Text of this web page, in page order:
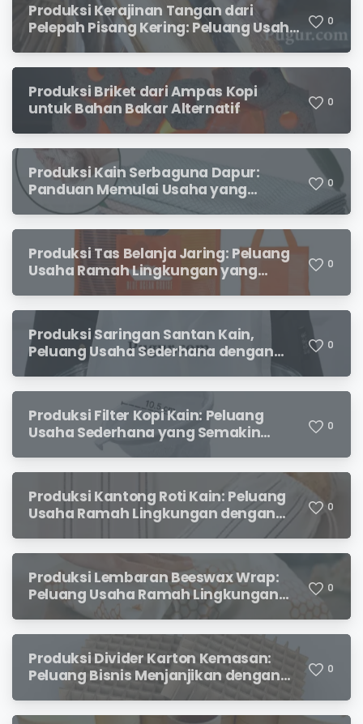
Produksi Kerajinan Tangan dari
Pelepah Pisang Kering: Peluang Usaha
Kreatif Bernilai Jual
0
Produksi Briket dari Ampas Kopi
untuk Bahan Bakar Alternatif
0
Produksi Kain Serbaguna Dapur:
Panduan Memulai Usaha yang
Menjanjikan untuk Pebisnis Pemula
0
Produksi Tas Belanja Jaring: Peluang
Usaha Ramah Lingkungan yang
0
Produksi Saringan Santan Kain,
Peluang Usaha Sederhana dengan
Permintaan yang Terus Meningkat
0
Produksi Filter Kopi Kain: Peluang
Usaha Sederhana yang Semakin
Diminati Pecinta Kopi
0
Produksi Kantong Roti Kain: Peluang
Usaha Ramah Lingkungan dengan
0
Produksi Lembaran Beeswax Wrap:
Peluang Usaha Ramah Lingkungan
yang Menjanjikan
0
Produksi Divider Karton Kemasan:
Peluang Bisnis Menjanjikan dengan
Permintaan yang Terus Meningkat
0